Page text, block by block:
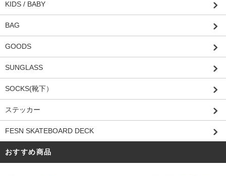
KIDS / BABY
BAG
GOODS
SUNGLASS
SOCKS(靴下）
ステッカー
FESN SKATEBOARD DECK
おすすめ商品